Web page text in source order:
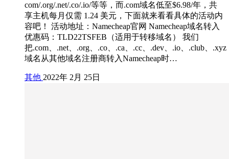
com/.org/.net/.co/.io/等等，而.com域名低至$6.98/年，共
享主机每月仅需 1.24 美元，下面就来看看具体的活动内
容吧！ 活动地址：Namecheap官网 Namecheap域名转入
优惠码：TLD22TSFEB（适用于转移域名） 我们
把.com、.net、.org、.co、.ca、.cc、.dev、.io、.club、.xyz
域名从其他域名注册商转入Namecheap时…
其他 2022年 2月 25日